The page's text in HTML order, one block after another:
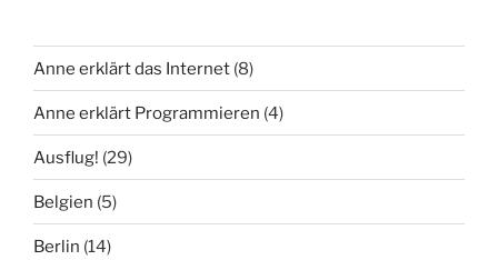
Anne erklärt das Internet (8)
Anne erklärt Programmieren (4)
Ausflug! (29)
Belgien (5)
Berlin (14)